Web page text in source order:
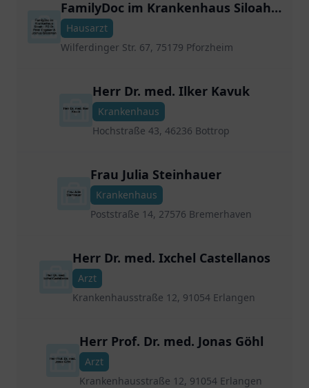
FamilyDoc im Krankenhaus Siloah -
PD Dr. Peter Engeser & Joshua
Glassman
Hausarzt
Wilferdinger Str. 67, 75179 Pforzheim
Herr Dr. med. Ilker Kavuk
Krankenhaus
Hochstraße 43, 46236 Bottrop
Frau Julia Steinhauer
Krankenhaus
Poststraße 14, 27576 Bremerhaven
Herr Dr. med. Ixchel Castellanos
Arzt
Krankenhausstraße 12, 91054 Erlangen
Herr Prof. Dr. med. Jonas Göhl
Arzt
Krankenhausstraße 12, 91054 Erlangen